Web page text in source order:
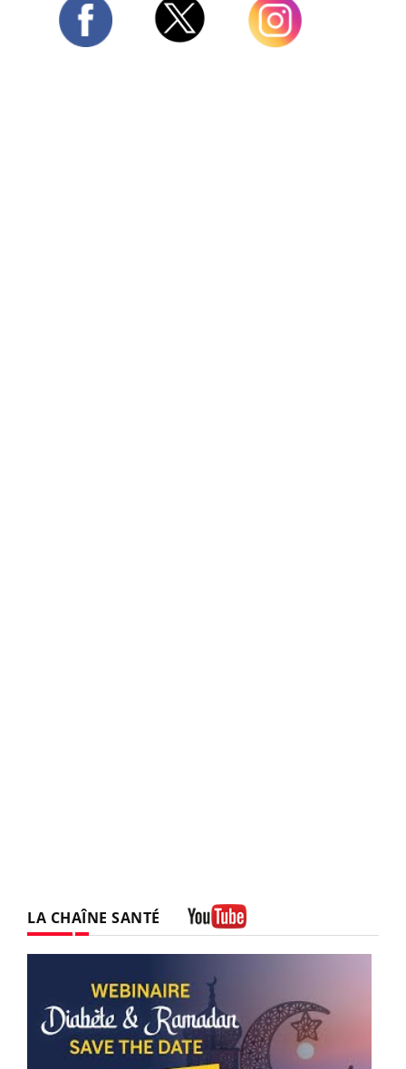
LA CHAÎNE SANTÉ